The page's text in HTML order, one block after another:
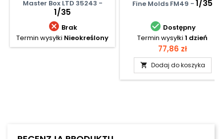
Zombie Hunters
Master Box LTD 35243 -
1/35
 Brak
Termin wysyłki Nieokreślony
Fine Molds FM49 - 1/35
 Dostępny
Termin wysyłki 1 dzień
Cena
77,86 zł
 Dodaj do koszyka